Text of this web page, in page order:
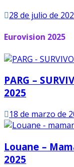
28 de julio de
Eurovision 2025
PARG –
2025
18 de marzo de
Louane –
2025